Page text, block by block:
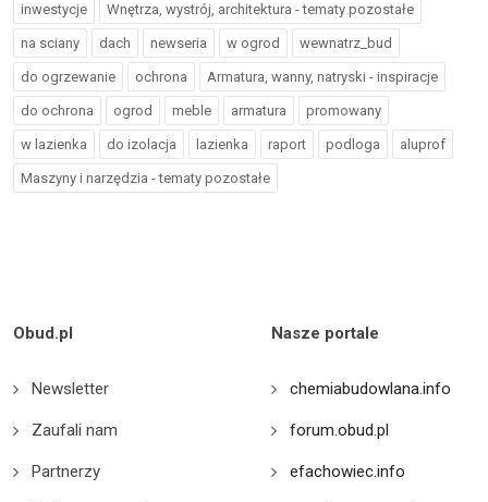
inwestycje Wnętrza, wystrój, architektura - tematy pozostałe
na sciany dach newseria w ogrod wewnatrz_bud
do ogrzewanie ochrona Armatura, wanny, natryski - inspiracje
do ochrona ogrod meble armatura promowany
w lazienka do izolacja lazienka raport podloga aluprof
Maszyny i narzędzia - tematy pozostałe
Obud.pl
Newsletter
Zaufali nam
Partnerzy
Nasze portale
chemiabudowlana.info
forum.obud.pl
efachowiec.info